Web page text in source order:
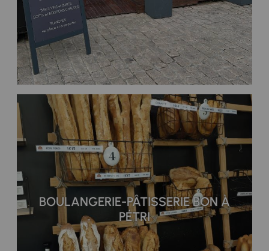
BOULANGERIE-PÂTISSERIE BON À
PÉTRI